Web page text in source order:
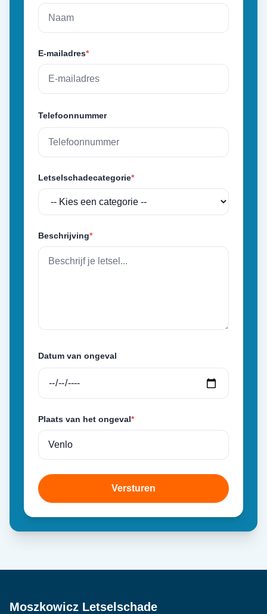
E-mailadres*
Telefoonnummer
Letselschadecategorie*
Beschrijving*
Datum van ongeval
Plaats van het ongeval*
Versturen
Moszkowicz Letselschade